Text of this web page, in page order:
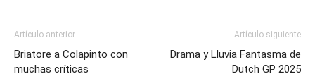
Artículo anterior
Briatore a Colapinto con
muchas críticas
Artículo siguiente
Drama y Lluvia Fantasma de
Dutch GP 2025